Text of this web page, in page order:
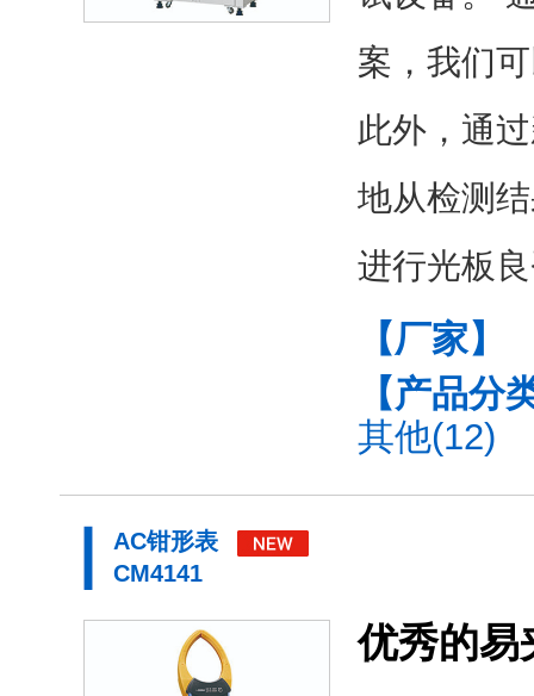
案，我们
此外，通
地从检测
进行光板
【厂家】
【产品分
其他(12)
AC钳形表
CM4141
优秀的易